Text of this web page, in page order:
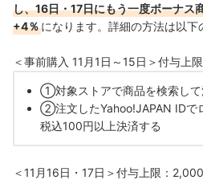
し、16日・17日にもう一度ボーナス
+4％になります。詳細の方法は以下
＜事前購入 11 月1日～15日＞付与上
①対象ストアで商品を検索して
②注文したYahoo!JAPAN IDで
税込100円以上決済する
＜11月16日・17日＞付与上限：